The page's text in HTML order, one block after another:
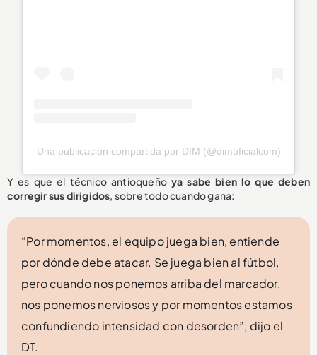
Una publicación compartida por DIM (@dimoficialcom)
Y es que el técnico antioqueño ya sabe bien lo que deben
corregir sus dirigidos , sobre todo cuando gana:
“Por momentos, el equipo juega bien, entiende
por dónde debe atacar. Se juega bien al fútbol,
pero cuando nos ponemos arriba del marcador,
nos ponemos nerviosos y por momentos estamos
confundiendo intensidad con desorden”, dijo el
DT.